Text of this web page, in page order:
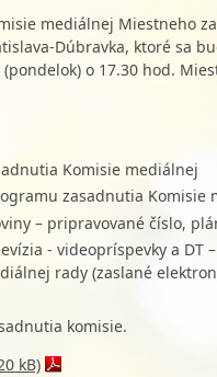
mediálnej Miestneho
Dúbravka, ktoré sa
o 17.30 hod.
Komisie mediálnej
zasadnutia Komisie
– pripravované číslo,
- videopríspevky a DT
rady (zaslané
komisie.
kB)